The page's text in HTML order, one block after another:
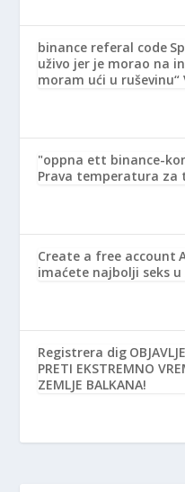
binance referal code
uživo jer je morao na
moram ući u ruševinu“
"oppna ett binance-
Prava temperatura za
Create a free account
imaćete najbolji seks
Registrera dig
PRETI EKSTREMNO
ZEMLJE BALKANA!